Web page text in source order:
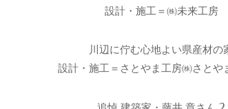
設計・施工＝㈱未来工房
川辺に佇む心地よい県産材の
設計・施工＝さとやま工房㈱さとや